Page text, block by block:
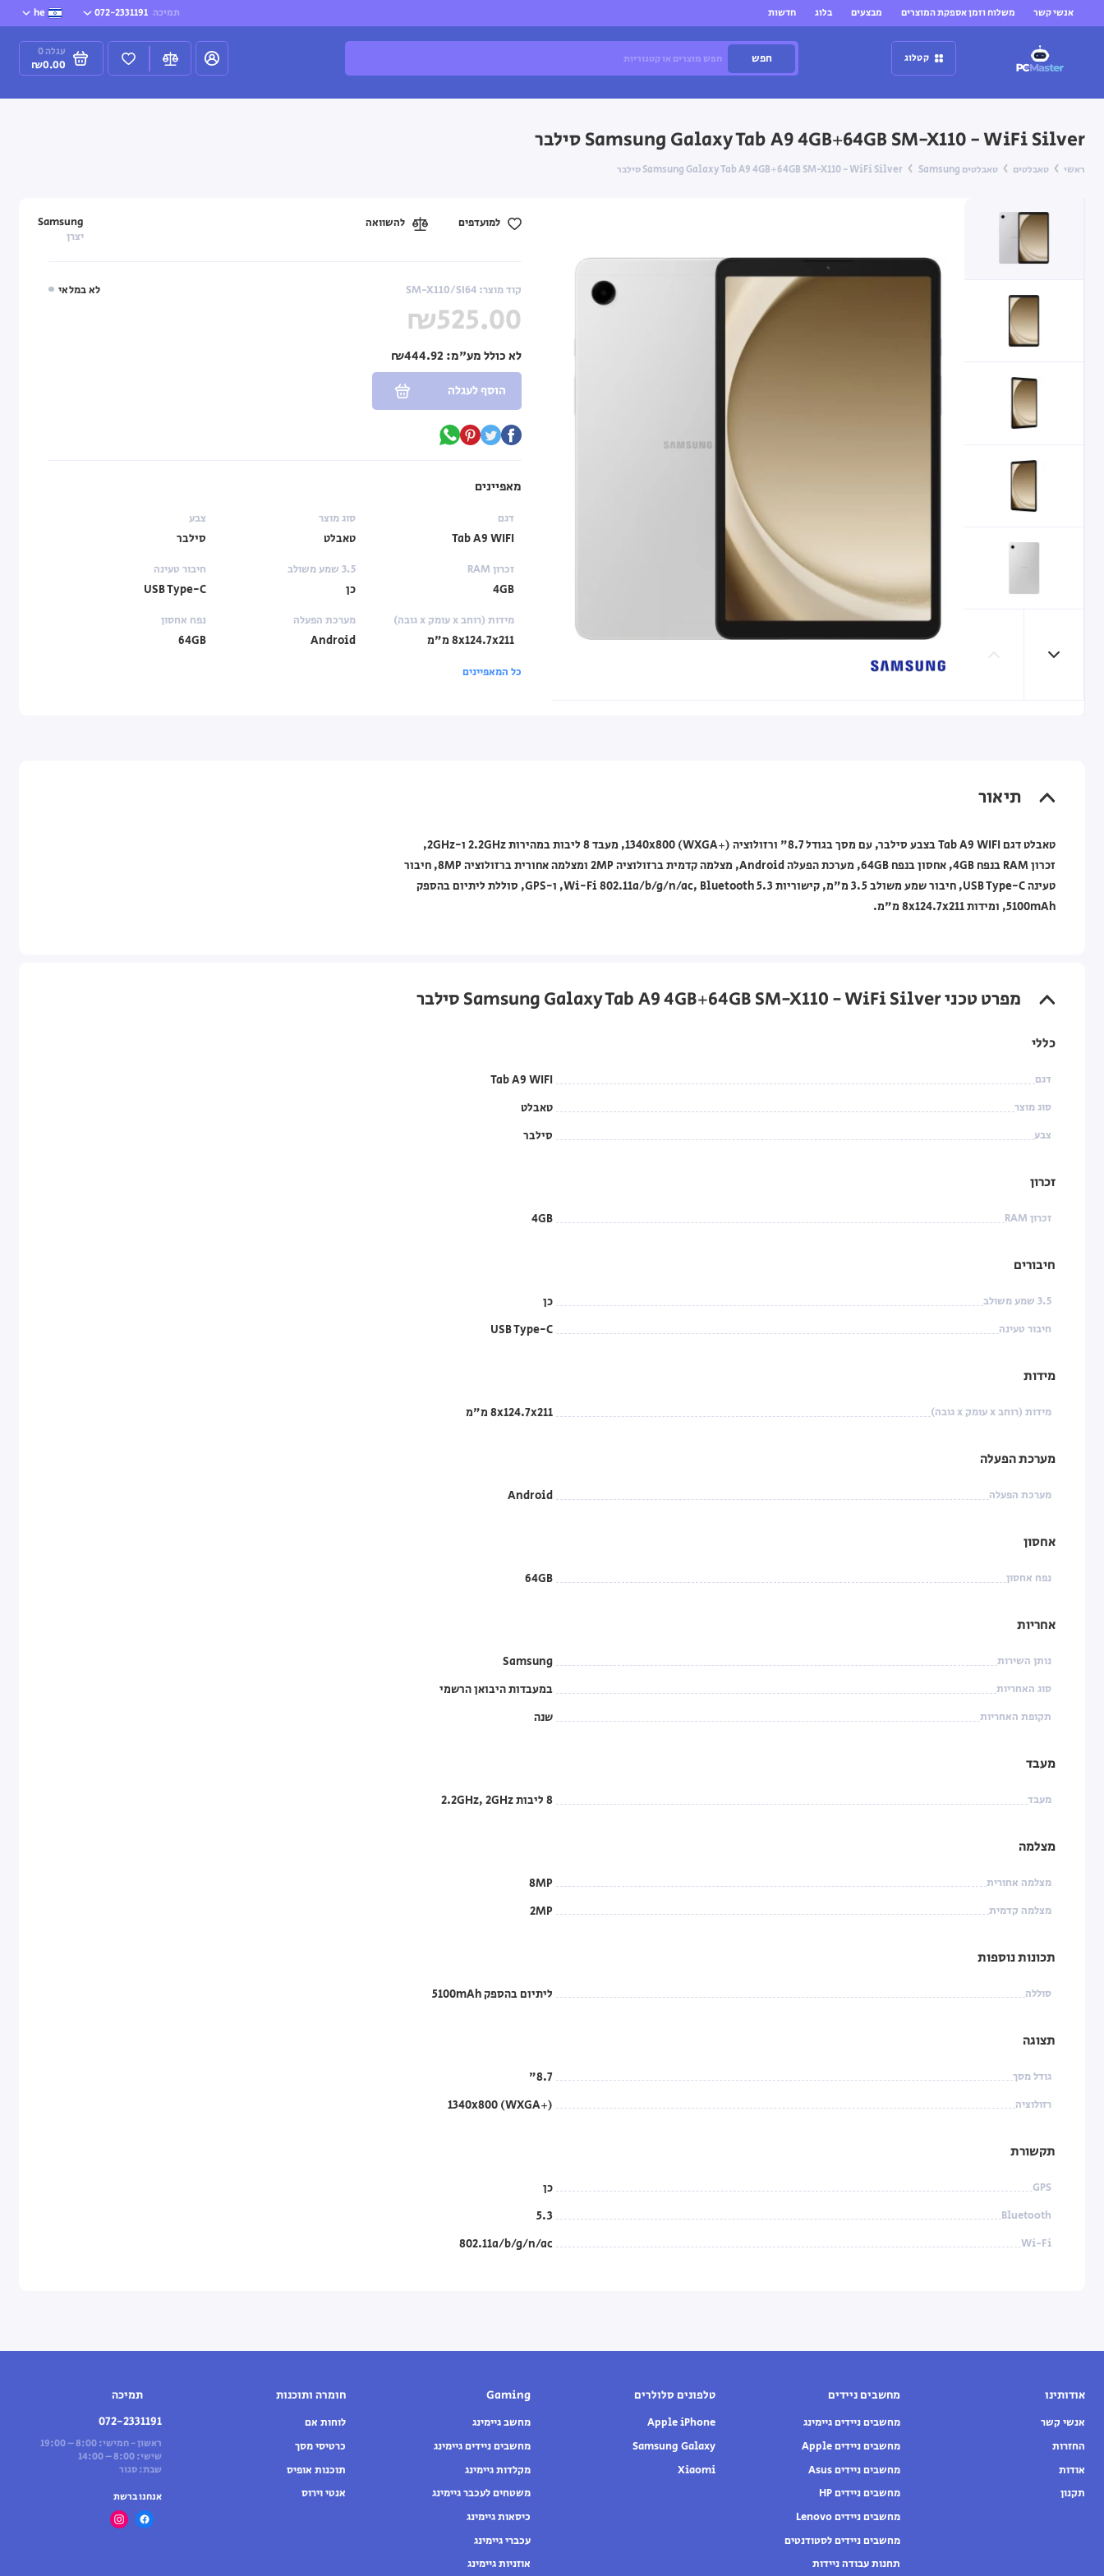
אנשי קשר משלוח וזמן אספקת המוצרים מבצעים בלוג חדשות תמיכה 072-2331191
he
קטלוג חפש עגלה 0
₪0.00
Samsung Galaxy Tab A9 4GB+64GB SM-X110 - WiFi Silver סילבר
ראשי טאבלטים טאבלטים Samsung Samsung Galaxy Tab A9 4GB+64GB SM-X110 - WiFi Silver סילבר
לא במלאי קוד מוצר: SM-X110/SI64
Samsung
יצרן
₪525.00
לא כולל מע"מ:
הוסף לעגלה
למועדפים להשוואה
מאפיינים
דגם
Tab A9 WIFI
סוג מוצר
טאבלט
צבע
סילבר
זכרון RAM
4GB
3.5 שמע משולב
כן
חיבור טעינה
USB Type-C
מידות (רוחב x עומק x גובה)
‎8x124.7x211 מ"מ
מערכת הפעלה
Android
נפח אחסון
64GB
כל המאפיינים
תיאור
טאבלט דגם Tab A9 WIFI בצבע סילבר, עם מסך בגודל 8.7" ורזולוציה ‎1340x800 (WXGA+), מעבד 8 ליבות במהירות 2.2GHz ו-2GHz,
זכרון RAM בנפח 4GB, אחסון בנפח 64GB, מערכת הפעלה Android, מצלמה קדמית ברזולוציה 2MP ומצלמה אחורית ברזולוציה 8MP, חיבור
טעינה USB Type-C, חיבור שמע משולב 3.5 מ"מ, קישוריות Wi-Fi 802.11a/b/g/n/ac, Bluetooth 5.3, ו-GPS, סוללת ליתיום בהספק
5100mAh, ומידות ‎8x124.7x211 מ"מ.
מפרט טכני Samsung Galaxy Tab A9 4GB+64GB SM-X110 - WiFi Silver סילבר
כללי
דגם Tab A9 WIFI
סוג מוצר טאבלט
צבע סילבר
זכרון
זכרון RAM 4GB
חיבורים
3.5 שמע משולב כן
חיבור טעינה USB Type-C
מידות
מידות (רוחב x עומק x גובה) ‎8x124.7x211 מ"מ
מערכת הפעלה
מערכת הפעלה Android
אחסון
נפח אחסון 64GB
אחריות
נותן השירות Samsung
סוג האחריות במעבדות היבואן הרשמי
תקופת האחריות שנה
מעבד
מעבד 8 ליבות 2.2GHz, 2GHz
מצלמה
מצלמה אחורית 8MP
מצלמה קדמית 2MP
תכונות נוספות
סוללה ליתיום בהספק 5100mAh
תצוגה
גודל מסך 8.7"
רזולוציה ‎1340x800 (WXGA+)‎
תקשורת
GPS כן
Bluetooth
5.3
Wi-Fi
802.11a/b/g/n/ac
אודותינו
אנשי קשר
החזרות
אודות
תקנון
מחשבים ניידים
מחשבים ניידים גיימינג
מחשבים ניידים Apple
מחשבים ניידים Asus
מחשבים ניידים HP
מחשבים ניידים Lenovo
מחשבים ניידים לסטודנטים
תחנות עבודה ניידות
טלפונים סלולרים
Apple iPhone
Samsung Galaxy
Xiaomi
Gaming
מחשב גיימינג
מחשבים ניידים גיימינג
מקלדות גיימינג
משטחים לעכבר גיימינג
כיסאות גיימינג
עכברי גיימינג
אוזניות גיימינג
חומרה ותוכנות
לוחות אם
כרטיסי מסך
תוכנות אופיס
אנטי וירוס
תמיכה
072-2331191
ראשון - חמישי: 8:00 – 19:00
שישי: 8:00 – 14:00
שבת: סגור
אנחנו ברשת